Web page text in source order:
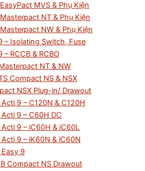
MVS & Phụ Kiện
NT & Phụ Kiện
NW & Phụ Kiện
– Isolating Switch, Fuse
– RCCB & RCBO
NT & NW
Compact NS & NSX
NSX Plug-in/ Drawout
Acti 9 – C120N & C120H
Acti 9 – C60H DC
Acti 9 – iC60H & iC60L
Acti 9 – iK60N & iC60N
Easy 9
Compact NS Drawout